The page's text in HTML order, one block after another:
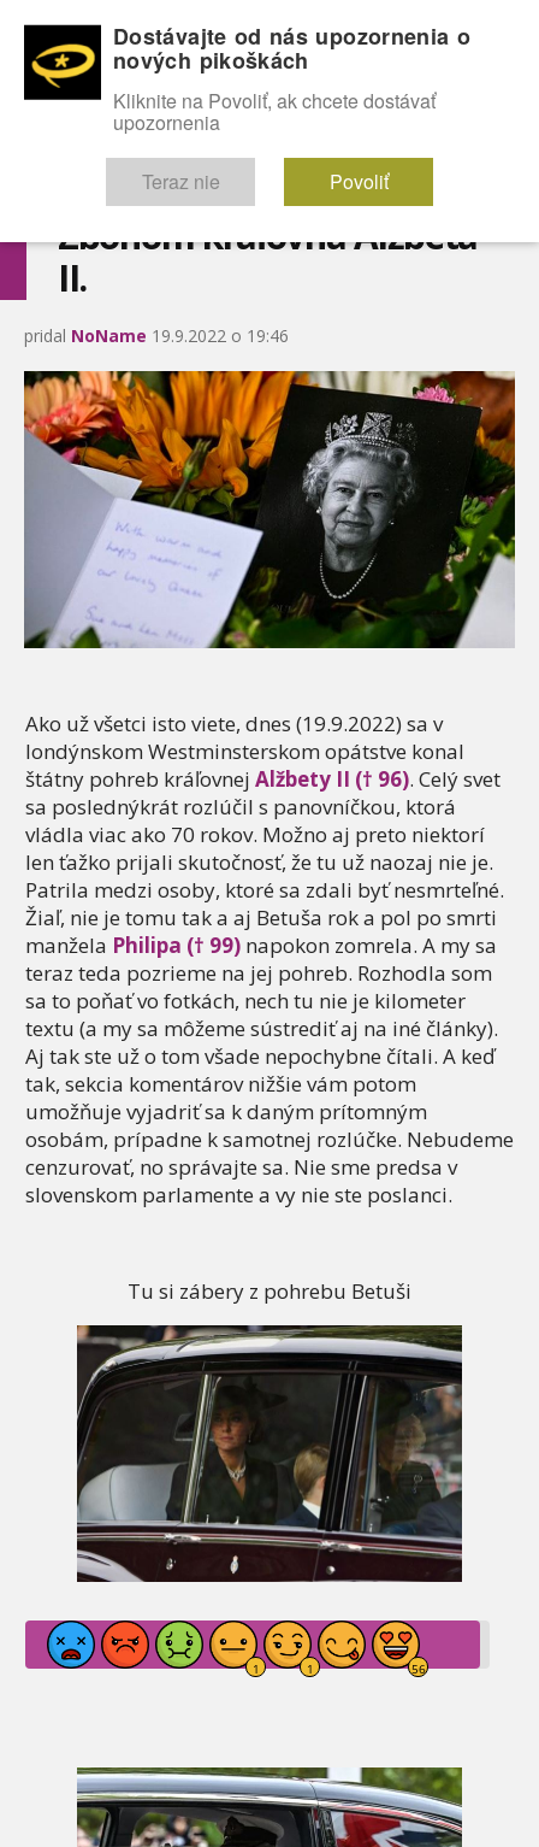
OMG! SEXICE
Zbohom kráľovná Alžbeta
II.
pridal NoName 19.9.2022 o 19:46
Ako už všetci isto viete, dnes (19.9.2022) sa v
londýnskom Westminsterskom opátstve konal
štátny pohreb kráľovnej Alžbety II († 96). Celý svet
sa poslednýkrát rozlúčil s panovníčkou, ktorá
vládla viac ako 70 rokov. Možno aj preto niektorí
len ťažko prijali skutočnosť, že tu už naozaj nie je.
Patrila medzi osoby, ktoré sa zdali byť nesmrteľné.
Žiaľ, nie je tomu tak a aj Betuša rok a pol po smrti
manžela Philipa († 99) napokon zomrela. A my sa
teraz teda pozrieme na jej pohreb. Rozhodla som
sa to poňať vo fotkách, nech tu nie je kilometer
textu (a my sa môžeme sústrediť aj na iné články).
Aj tak ste už o tom všade nepochybne čítali. A keď
tak, sekcia komentárov nižšie vám potom
umožňuje vyjadriť sa k daným prítomným
osobám, prípadne k samotnej rozlúčke. Nebudeme
cenzurovať, no správajte sa. Nie sme predsa v
slovenskom parlamente a vy nie ste poslanci.
Tu si zábery z pohrebu Betuši
Dostávajte od nás upozornenia o
nových pikoškách
Kliknite na Povoliť, ak chcete dostávať
upozornenia
Teraz nie Povoliť